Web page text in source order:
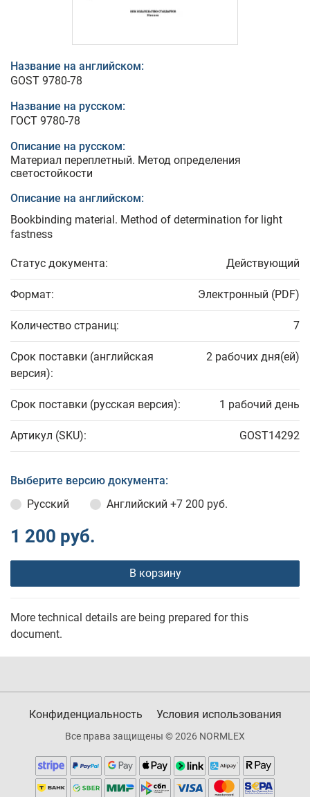
Название на английском:
GOST 9780-78
Название на русском:
ГОСТ 9780-78
Описание на русском:
Материал переплетный. Метод определения
светостойкости
Описание на английском:
Bookbinding material. Method of determination for light
fastness
Статус документа: Действующий
Формат: Электронный (PDF)
Количество страниц: 7
Срок поставки (английская
версия):
2 рабочих дня(ей)
Срок поставки (русская версия): 1 рабочий день
Артикул (SKU): GOST14292
Выберите версию документа:
Русский
Английский +7 200 руб.
1 200 руб.
В корзину
More technical details are being prepared for this
document.
Конфиденциальность Условия использования
Все права защищены © 2026 NORMLEX